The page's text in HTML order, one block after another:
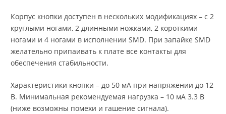
Корпус кнопки доступен в нескольких модификациях – с 2
круглыми ногами, 2 длинными ножками, 2 короткими
ногами и 4 ногами в исполнении SMD. При запайке SMD
желательно припаивать к плате все контакты для
обеспечения стабильности.
Характеристики кнопки – до 50 мА при напряжении до 12
В. Минимальная рекомендуемая нагрузка – 10 мА 3.3 В
(ниже возможны помехи и гашение сигнала).